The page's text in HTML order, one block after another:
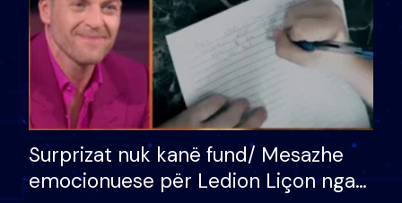
Surprizat nuk kanë fund/ Mesazhe
emocionuese për Ledion Liçon nga